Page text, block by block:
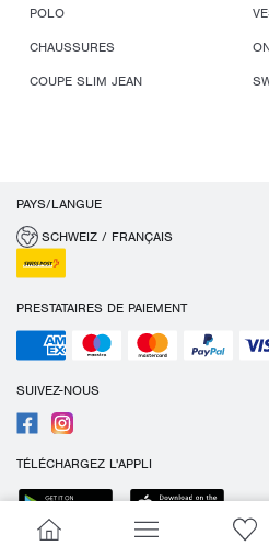
POLO
CHAUSSURES
COUPE SLIM JEAN
PAYS/LANGUE
SCHWEIZ / FRANÇAIS
PRESTATAIRES DE PAIEMENT
SUIVEZ-NOUS
TÉLÉCHARGEZ L'APPLI